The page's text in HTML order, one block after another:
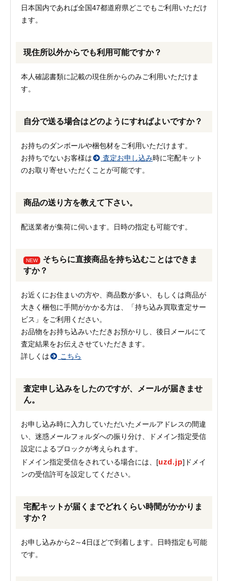
日本国内であれば全国47都道府県どこでもご利用いただけ
ます。
現住所以外からでも利用可能ですか？
本人確認書類に記載の現住所からのみご利用いただけま
す。
自分で送る場合はどのようにすればよいですか？
お持ちのダンボールや梱包材をご利用いただけます。
お持ちでないお客様は
査定お申し込み時に宅配キット
のお取り寄せいただくことが可能です。
商品の送り方を教えて下さい。
配送業者が集荷に伺います。日時の指定も可能です。
NEW
そちらに直接商品を持ち込むことはできま
すか？
お近くにお住まいの方や、商品数が多い、もしくは商品が
大きく梱包に手間がかかる方は、「持ち込み買取査定サー
ビス」をご利用ください。
お品物をお持ち込みいただきお預かりし、後日メールにて
査定結果をお伝えさせていただきます。
詳しくは
こちら
査定申し込みをしたのですが、メールが届きませ
ん。
お申し込み時に入力していただいたメールアドレスの間違
い、迷惑メールフォルダへの振り分け、ドメイン指定受信
設定によるブロックが考えられます。
ドメイン指定受信をされている場合には、[uzd.jp]ドメイ
ンの受信許可を設定してください。
宅配キットが届くまでどれくらい時間がかかりま
すか？
お申し込みから2～4日ほどで到着します。日時指定も可能
です。